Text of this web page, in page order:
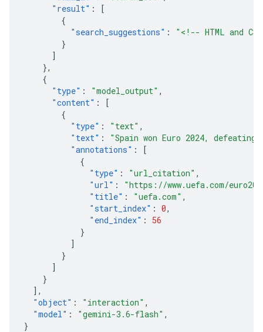
"result" :
[
{
"search_suggestions" :
"<!-- HTML and
}
]
},
{
"type" : "model_output" ,
"content" :
[
{
"type" : "text" ,
"text" :
"Spain won Euro 2024,
"annotations" :
[
{
"type" : "url_citation" ,
"url" :
"https://www.uefa.com/
"title" : "uefa.com" ,
"start_index" : 0,
"end_index" :
56
}
]
}
]
}
],
"object" : "interaction" ,
"model" : "gemini-3.6-flash" ,
}